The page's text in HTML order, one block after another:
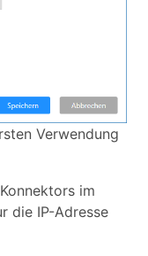
Verwendung
im
die IP-Adresse